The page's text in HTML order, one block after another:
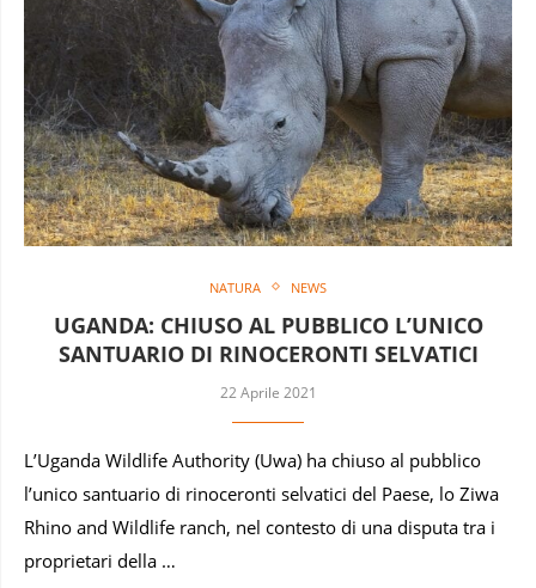
NATURA NEWS
UGANDA: CHIUSO AL PUBBLICO L’UNICO
SANTUARIO DI RINOCERONTI SELVATICI
22 Aprile 2021
L’Uganda Wildlife Authority (Uwa) ha chiuso al pubblico
l’unico santuario di rinoceronti selvatici del Paese, lo Ziwa
Rhino and Wildlife ranch, nel contesto di una disputa tra i
proprietari della …